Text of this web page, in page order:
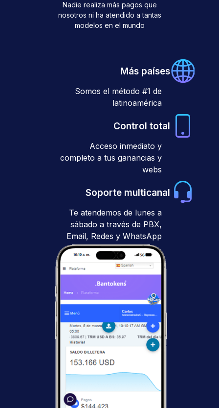
Nadie realiza más pagos que
nosotros ni ha atendido a tantas
modelos en el mundo
Más países
Somos el método #1 de
latinoamérica
Control total
Acceso inmediato y
completo a tus ganancias y
webs
Soporte multicanal
Te atendemos de lunes a
sábado a través de PBX,
Email, Redes y WhatsApp